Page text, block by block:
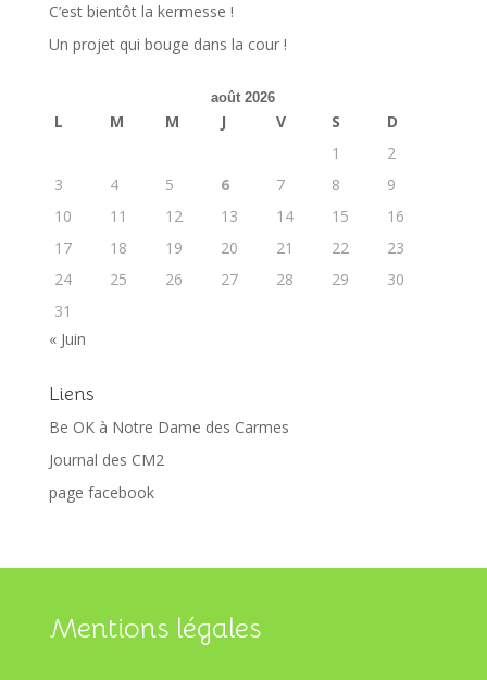
C’est bientôt la kermesse !
Un projet qui bouge dans la cour !
août 2026
L M M J V S
D
1
2
3
4 5 6 7 8
9
10
11 12 13 14 15
16
17
18 19 20 21 22
23
24
25 26 27 28 29
30
31
« Juin
Liens
Be OK à Notre Dame des Carmes
Journal des CM2
page facebook
Mentions légales